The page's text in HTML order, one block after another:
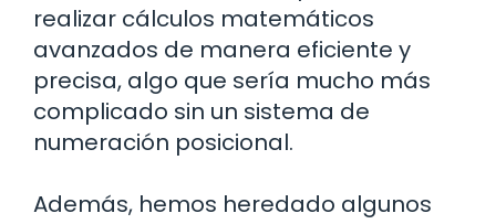
realizar cálculos matemáticos
avanzados de manera eficiente y
precisa, algo que sería mucho más
complicado sin un sistema de
numeración posicional.
Además, hemos heredado algunos